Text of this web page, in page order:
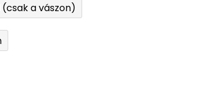
a vászon)